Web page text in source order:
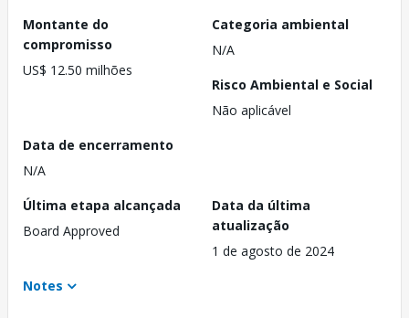
Montante do
compromisso
US$ 12.50 milhões
Categoria ambiental
N/A
Risco Ambiental e Social
Não aplicável
Data de encerramento
N/A
Última etapa alcançada
Board Approved
Data da última
atualização
1 de agosto de 2024
Notes